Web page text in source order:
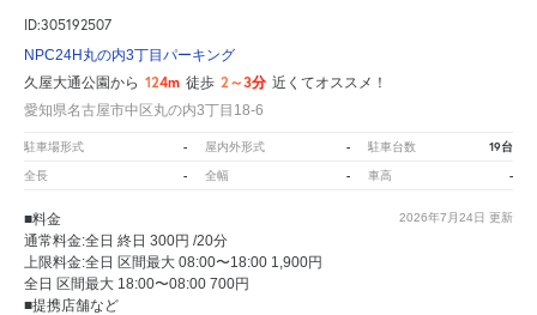
ID:305192507
NPC24H丸の内3丁目パーキング
久屋大通公園から 124m 徒歩 2～3分 近くてオススメ！
愛知県名古屋市中区丸の内3丁目18-6
駐車場形式 - 屋内外形式 - 駐車台数 19台
全長 - 全幅 - 車高 -
2026年7月24日 更新
■料金
通常料金:全日 終日 300円 /20分
上限料金:全日 区間最大 08:00〜18:00 1,900円
全日 区間最大 18:00〜08:00 700円
■提携店舗など